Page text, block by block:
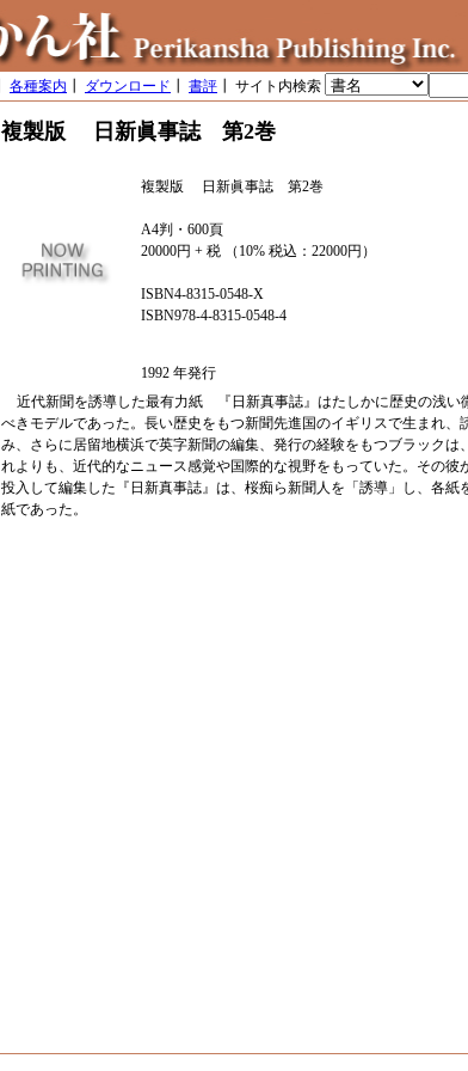
各種案内 ダウンロード 書評 ┃ サイト内検索
複製版 日新眞事誌 第2巻
複製版 日新眞事誌 第2巻
A4判・600頁
20000円 + 税 （10% 税込：22000円）
ISBN4-8315-0548-X
ISBN978-4-8315-0548-4
1992 年発行
近代新聞を誘導した最有力紙 『日新真事誌』はたしかに歴史の浅い
べきモデルであった。長い歴史をもつ新聞先進国のイギリスで生まれ、
み、さらに居留地横浜で英字新聞の編集、発行の経験をもつブラックは
れよりも、近代的なニュース感覚や国際的な視野をもっていた。その彼
投入して編集した『日新真事誌』は、桜痴ら新聞人を「誘導」し、各紙
紙であった。